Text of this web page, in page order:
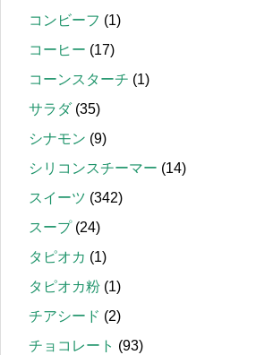
コンビーフ (1)
コーヒー (17)
コーンスターチ (1)
サラダ(35)
シナモン (9)
シリコンスチーマー (14)
スイーツ (342)
スープ(24)
タピオカ (1)
タピオカ粉 (1)
チアシード (2)
チョコレート (93)